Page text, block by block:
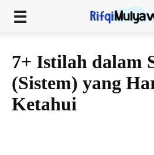
7+ Istilah dalam
(Sistem) yang
Ketahui